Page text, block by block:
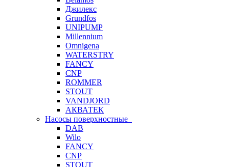
Джилекс
Grundfos
UNIPUMP
Millennium
Omnigena
WATERSTRY
FANCY
CNP
ROMMER
STOUT
VANDJORD
АКВАТЕК
Насосы поверхностные
DAB
Wilo
FANCY
CNP
STOUT